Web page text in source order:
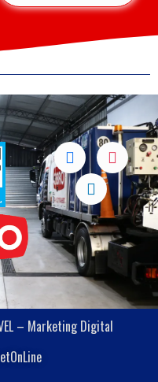
– Marketing Digital